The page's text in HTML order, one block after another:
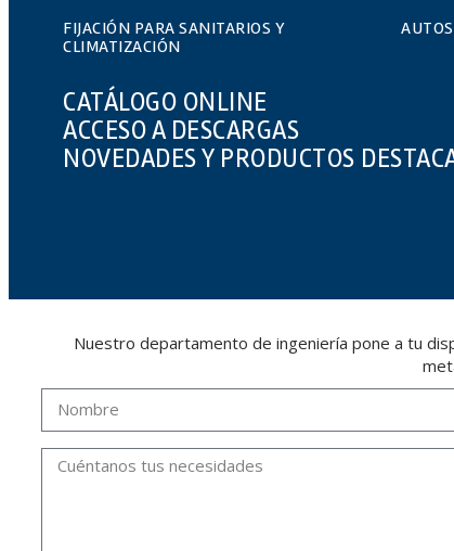
FIJACIÓN PARA SANITARIOS Y
CLIMATIZACIÓN
CATÁLOGO ONLINE
ACCESO A DESCARGAS
NOVEDADES Y PRODUCTOS
Nuestro departamento de ingeniería pone a tu